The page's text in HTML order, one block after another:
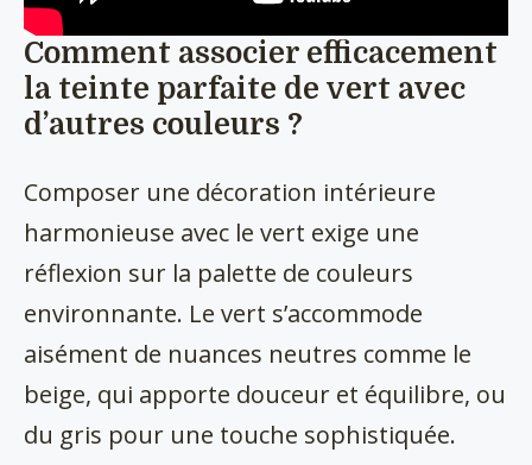
Comment associer efficacement
la teinte parfaite de vert avec
d’autres couleurs ?
Composer une décoration intérieure
harmonieuse avec le vert exige une
réflexion sur la palette de couleurs
environnante. Le vert s’accommode
aisément de nuances neutres comme le
beige, qui apporte douceur et équilibre, ou
du gris pour une touche sophistiquée.